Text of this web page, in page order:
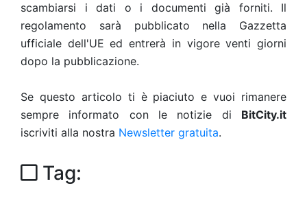
scambiarsi i dati o i documenti già forniti. Il
regolamento sarà pubblicato nella Gazzetta
ufficiale dell'UE ed entrerà in vigore venti giorni
dopo la pubblicazione.
Se questo articolo ti è piaciuto e vuoi rimanere
sempre informato con le notizie di BitCity.it
iscriviti alla nostra Newsletter gratuita.
Tag: